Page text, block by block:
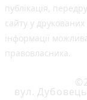
публiкацiя,
сайту у
інформації
правовласника.
вул.